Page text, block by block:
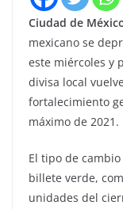
Ciudad de
mexicano se
este miércoles y
divisa local
fortalecimiento
máximo de 2021.
El tipo de
billete verde,
unidades del